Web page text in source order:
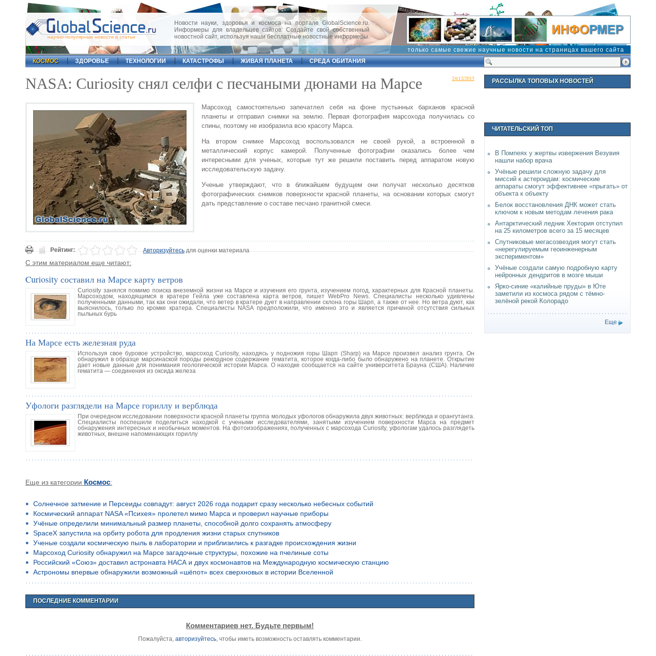
научно-популярные новости и статьи
Новости науки, здоровья и космоса на портале GlobalScience.ru.
Информеры для владельцев сайтов. Создайте свой собственный
новостной сайт, используя наши бесплатные новостные информеры.
только самые свежие научные новости на страницах вашего сайта
КОСМОС
ЗДОРОВЬЕ ТЕХНОЛОГИИ КАТАСТРОФЫ ЖИВАЯ ПЛАНЕТА СРЕДА ОБИТАНИЯ
24/12/2015
NASA: Curiosity снял селфи с песчаными дюнами на Марсе
Марсоход самостоятельно запечатлел себя на фоне пустынных барханов красной
планеты и отправил снимки на землю. Первая фотография марсохода получилась со
спины, поэтому не изобразила всю красоту Марса.
На втором снимке Марсоход воспользовался не своей рукой, а встроенной в
металлический корпус камерой. Полученные фотографии оказались более чем
интересными для ученых, которые тут же решили поставить перед аппаратом новую
исследовательскую задачу.
Ученые утверждают, что в ближайшем будущем они получат несколько десятков
фотографических снимков поверхности красной планеты, на основании которых смогут
дать представление о составе песчано гранитной смеси.
Рейтинг: Авторизуйтесьдля оценки материала
С этим материалом еще читают:
Curiosity составил на Марсе карту ветров
Curiosity занялся помимо поиска внеземной жизни на Марсе и изучения его грунта, изучением погод, характерных для Красной планеты.
Марсоходом, находящимся в кратере Гейла уже составлена карта ветров, пишет WebPro News. Специалисты несколько удивлены
полученными данными, так как они ожидали, что ветер в кратере дует в направлении склона горы Шарп, а также от нее. Но ветра дуют, как
выяснилось, только по кромке кратера. Специалисты NASA предположили, что именно это и является причиной отсутствия сильных
пыльных бурь
На Марсе есть железная руда
Используя свое буровое устройство, марсоход Curiosity, находясь у подножия горы Шарп (Sharp) на Марсе произвел анализ грунта. Он
обнаружил в образце марсинаской породы рекордное содержание гематита, которое когда-либо было обнаружено на планете. Открытие
дает новые данные для понимания геологической истории Марса. О находке сообщается на сайте университета Брауна (США). Наличие
гематита — соединения из оксида железа
Уфологи разглядели на Марсе гориллу и верблюда
При очередном исследовании поверхности красной планеты группа молодых уфологов обнаружила двух животных: верблюда и орангутанга.
Специалисты поспешили поделиться находкой с учеными исследователями, занятыми изучением поверхности Марса на предмет
обнаружения интересных и необычных моментов. На фотоизображениях, полученных с марсохода Curiosity, уфологам удалось разглядеть
животных, внешне напоминающих гориллу
Еще из категории Космос:
Солнечное затмение и Персеиды совпадут: август 2026 года подарит сразу несколько небесных событий
Космический аппарат NASA «Психея» пролетел мимо Марса и проверил научные приборы
Учёные определили минимальный размер планеты, способной долго сохранять атмосферу
SpaceX запустила на орбиту робота для продления жизни старых спутников
Ученые создали космическую пыль в лаборатории и приблизились к разгадке происхождения жизни
Марсоход Curiosity обнаружил на Марсе загадочные структуры, похожие на пчелиные соты
Российский «Союз» доставил астронавта НАСА и двух космонавтов на Международную космическую станцию
Астрономы впервые обнаружили возможный «шёпот» всех сверхновых в истории Вселенной
ПОСЛЕДНИЕ КОММЕНТАРИИ
Комментариев нет. Будьте первым!
Пожалуйста, авторизуйтесь, чтобы иметь возможность оставлять комментарии.
РАССЫЛКА ТОПОВЫХ НОВОСТЕЙ
ЧИТАТЕЛЬСКИЙ ТОП
В Помпеях у жертвы извержения Везувия
нашли набор врача
Учёные решили сложную задачу для
миссий к астероидам: космические
аппараты смогут эффективнее «прыгать» от
объекта к объекту
Белок восстановления ДНК может стать
ключом к новым методам лечения рака
Антарктический ледник Хектория отступил
на 25 километров всего за 15 месяцев
Спутниковые мегасозвездия могут стать
«нерегулируемым геоинженерным
экспериментом»
Учёные создали самую подробную карту
нейронных дендритов в мозге мыши
Ярко-синие «калийные пруды» в Юте
заметили из космоса рядом с тёмно-
зелёной рекой Колорадо
Еще